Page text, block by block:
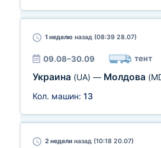
1 неделю назад (08:39 28.07)
09.08–30.09 тент
Украина (UA) — Молдова
Кол. машин: 13
2 недели назад (10:18 20.07)